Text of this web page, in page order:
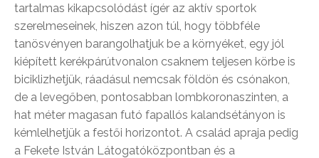
tartalmas kikapcsolódást ígér az aktív sportok
szerelmeseinek, hiszen azon túl, hogy többféle
tanösvényen barangolhatjuk be a környéket, egy jól
kiépített kerékpárútvonalon csaknem teljesen körbe is
biciklizhetjük, ráadásul nemcsak földön és csónakon,
de a levegőben, pontosabban lombkoronaszinten, a
hat méter magasan futó fapallós kalandsétányon is
kémlelhetjük a festői horizontot. A család apraja pedig
a Fekete István Látogatóközpontban és a